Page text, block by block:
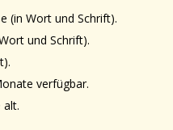
(in Wort und Schrift).
und Schrift).
verfügbar.
alt.